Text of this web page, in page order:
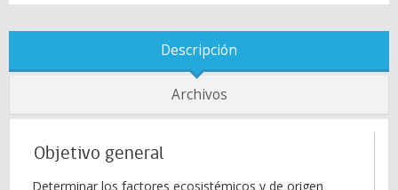
Descripción
Archivos
Objetivo general
Determinar los factores ecosistémicos y de origen